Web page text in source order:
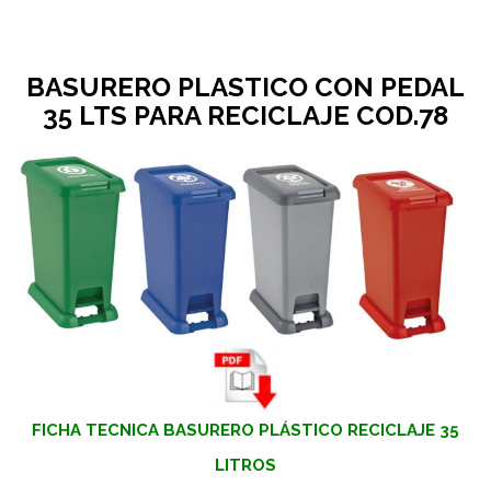
BASURERO PLASTICO CON PEDAL
35 LTS PARA RECICLAJE COD.78
FICHA TECNICA BASURERO PLÁSTICO RECICLAJE 35
LITROS